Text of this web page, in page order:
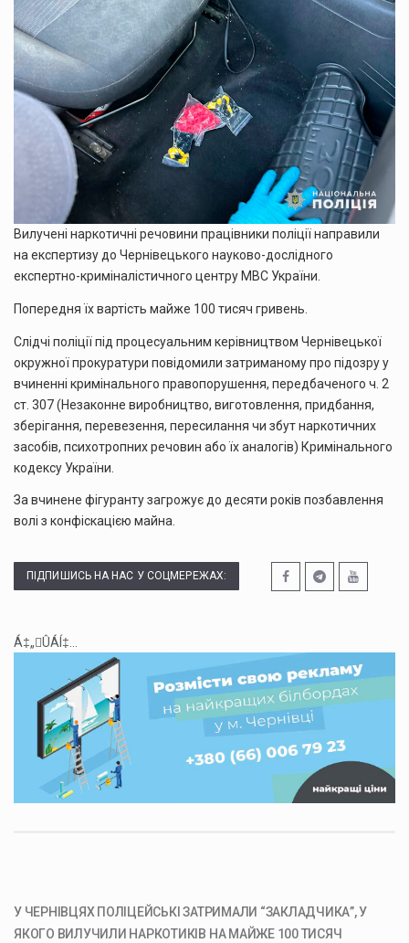
Вилучені наркотичні речовини працівники поліції направили
на експертизу до Чернівецького науково-дослідного
експертно-криміналістичного центру МВС України.
Попередня їх вартість майже 100 тисяч гривень.
Слідчі поліції під процесуальним керівництвом Чернівецької
окружної прокуратури повідомили затриманому про підозру у
вчиненні кримінального правопорушення, передбаченого ч. 2
ст. 307 (Незаконне виробництво, виготовлення, придбання,
зберігання, перевезення, пересилання чи збут наркотичних
засобів, психотропних речовин або їх аналогів) Кримінального
кодексу України.
За вчинене фігуранту загрожує до десяти років позбавлення
волі з конфіскацією майна.
ПІДПИШИСЬ НА НАС У СОЦМЕРЕЖАХ:
Á‡„ÛÁÍ‡...
У ЧЕРНІВЦЯХ ПОЛІЦЕЙСЬКІ ЗАТРИМАЛИ “ЗАКЛАДЧИКА”, У
ЯКОГО ВИЛУЧИЛИ НАРКОТИКІВ НА МАЙЖЕ 100 ТИСЯЧ